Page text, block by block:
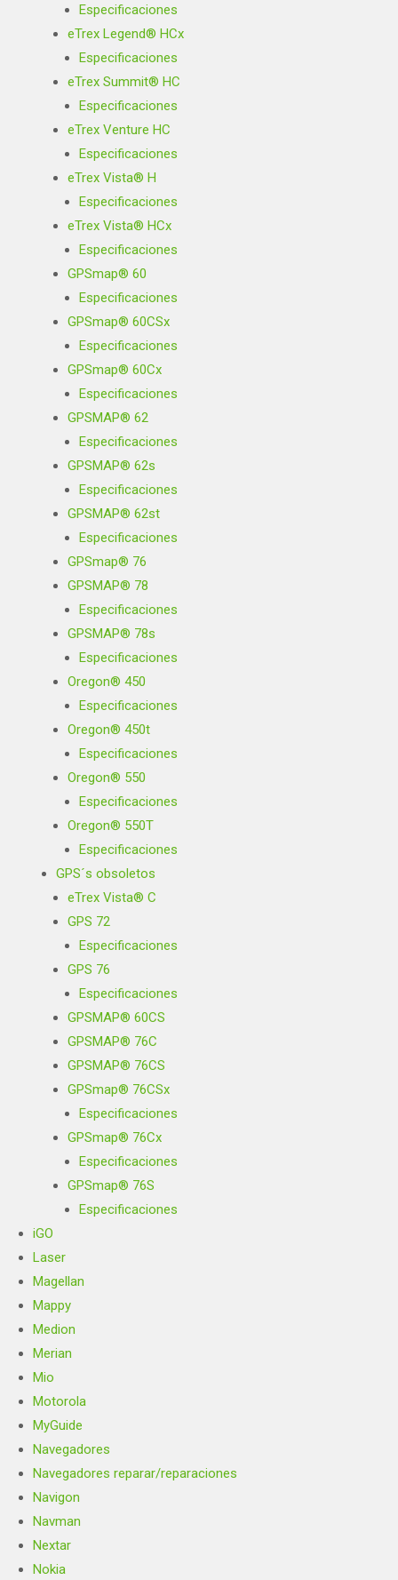
Especificaciones
eTrex Legend® HCx
Especificaciones
eTrex Summit® HC
Especificaciones
eTrex Venture HC
Especificaciones
eTrex Vista® H
Especificaciones
eTrex Vista® HCx
Especificaciones
GPSmap® 60
Especificaciones
GPSmap® 60CSx
Especificaciones
GPSmap® 60Cx
Especificaciones
GPSMAP® 62
Especificaciones
GPSMAP® 62s
Especificaciones
GPSMAP® 62st
Especificaciones
GPSmap® 76
GPSMAP® 78
Especificaciones
GPSMAP® 78s
Especificaciones
Oregon® 450
Especificaciones
Oregon® 450t
Especificaciones
Oregon® 550
Especificaciones
Oregon® 550T
Especificaciones
GPS´s obsoletos
eTrex Vista® C
GPS 72
Especificaciones
GPS 76
Especificaciones
GPSMAP® 60CS
GPSMAP® 76C
GPSMAP® 76CS
GPSmap® 76CSx
Especificaciones
GPSmap® 76Cx
Especificaciones
GPSmap® 76S
Especificaciones
iGO
Laser
Magellan
Mappy
Medion
Merian
Mio
Motorola
MyGuide
Navegadores
Navegadores reparar/reparaciones
Navigon
Navman
Nextar
Nokia